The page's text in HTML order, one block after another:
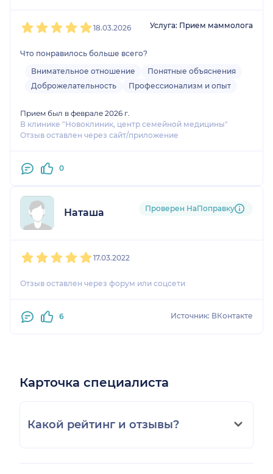
18.03.2026 Услуга: Прием маммолога
Что понравилось больше всего?
Внимательное отношение
Понятные объяснения
Доброжелательность
Профессионализм и опыт
Прием был в феврале 2026 г.
В клинике "Новоклиник, центр семейной медицины"
Отзыв оставлен через сайт/приложение
0
Наташа Проверен НаПоправку
17.03.2022
Отзыв оставлен через форум или соцсети
6 Источник: ВКонтакте
Карточка специалиста
Какой рейтинг и отзывы?